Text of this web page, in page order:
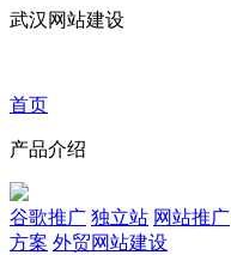
武汉网站建设
首页
产品介绍
谷歌推广 独立站 网站推广
方案 外贸网站建设